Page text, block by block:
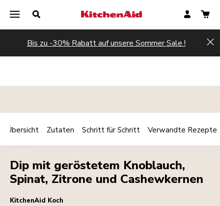
Bis zu -30% Rabatt auf unsere Sommer Sale !
DIPS Print
Share
Dip mit geröstetem Knoblauch,
Spinat, Zitrone und Cashewkernen
KitchenAid Koch
Übersicht Zutaten Schritt für Schritt Verwandte Rezepte